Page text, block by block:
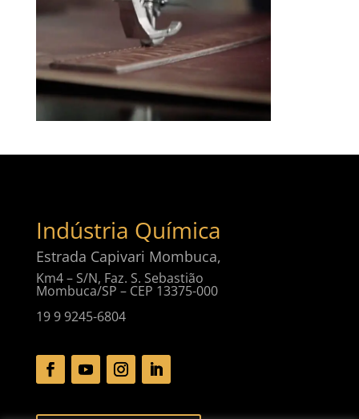
Indústria Química
Estrada Capivari Mombuca,
Km4 – S/N, Faz. S. Sebastião
Mombuca/SP – CEP 13375-000
19 9 9245-6804